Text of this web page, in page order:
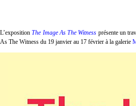
L’expositionThe Image As The Witness présente un
As The Witness du 19 janvier au 17 février à la galerie